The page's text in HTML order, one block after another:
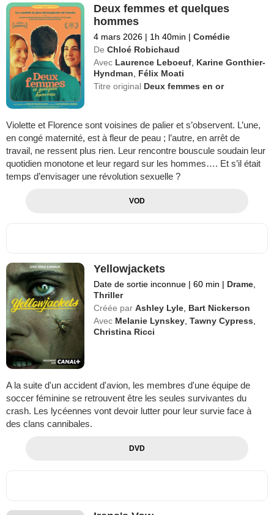
Deux femmes et quelques
hommes
4 mars 2026 | 1h 40min | Comédie
De Chloé Robichaud
Avec Laurence Leboeuf Karine Gonthier-
Hyndman
Félix Moati
Titre original Deux femmes en or
Violette et Florence sont voisines de palier et s’observent. L’une,
en congé maternité, est à fleur de peau ; l’autre, en arrêt de
travail, ne ressent plus rien. Leur rencontre bouscule soudain leur
quotidien monotone et leur regard sur les hommes…. Et s’il était
temps d’envisager une révolution sexuelle ?
VOD
Yellowjackets
Date de sortie inconnue | 60 min | Drame
Thriller
Créée par Ashley Lyle Bart Nickerson
Avec Melanie Lynskey ,Tawny Cypress
Christina Ricci
A la suite d'un accident d'avion, les membres d'une équipe de
soccer féminine se retrouvent être les seules survivantes du
crash. Les lycéennes vont devoir lutter pour leur survie face à
des clans cannibales.
DVD